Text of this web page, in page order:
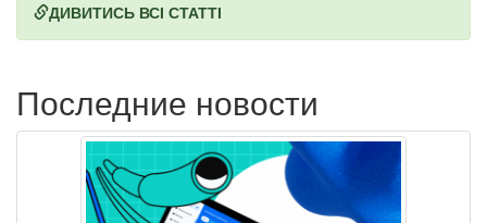
ДИВИТИСЬ ВСІ СТАТТІ
Последние новости